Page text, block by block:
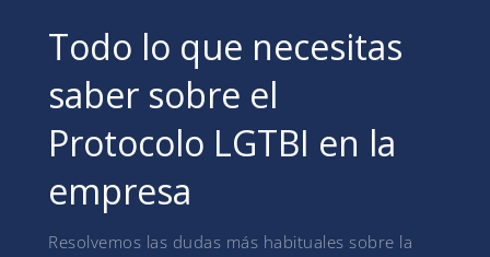
Todo lo que necesitas
saber sobre el
Protocolo LGTBI en la
empresa
Resolvemos las dudas más habituales sobre la